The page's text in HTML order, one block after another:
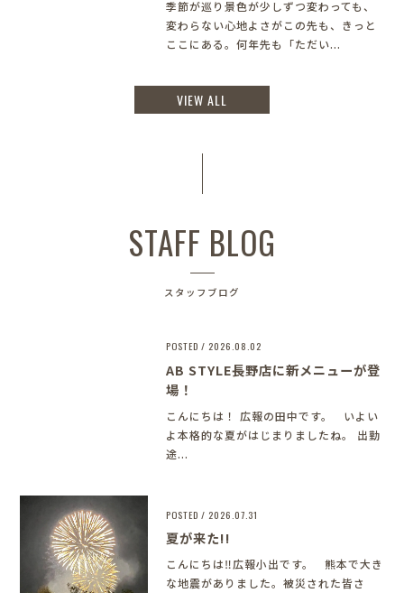
季節が巡り景色が少しずつ変わっても、
変わらない心地よさがこの先も、きっと
ここにある。何年先も「ただい...
VIEW ALL
STAFF BLOG
スタッフブログ
POSTED / 2026.08.02
AB STYLE長野店に新メニューが登
場！
こんにちは！ 広報の田中です。 いよい
よ本格的な夏がはじまりましたね。 出勤
途...
POSTED / 2026.07.31
夏が来た!!
こんにちは‼︎広報小出です。 熊本で大き
な地震がありました。被災された皆さ